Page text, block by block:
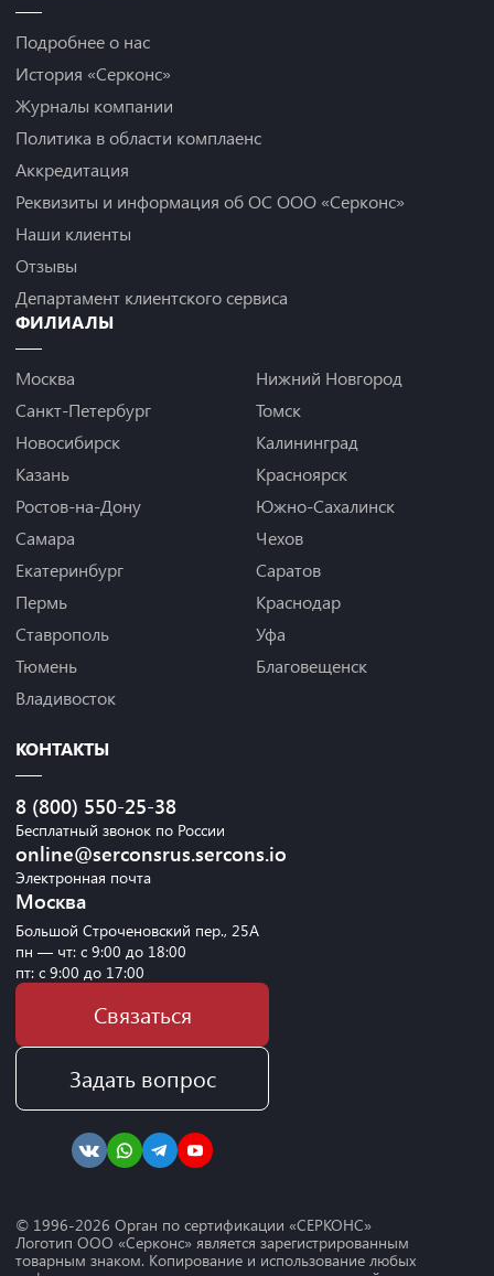
Подробнее о нас
История «Серконс»
Журналы компании
Политика в области комплаенс
Аккредитация
Реквизиты и информация об ОС ООО «Серконс»
Наши клиенты
Отзывы
Департамент клиентского сервиса
ФИЛИАЛЫ
Москва
Санкт-Петербург
Новосибирск
Казань
Ростов-на-Дону
Самара
Екатеринбург
Пермь
Ставрополь
Тюмень
Владивосток
Нижний Новгород
Томск
Калининград
Красноярск
Южно-Сахалинск
Чехов
Саратов
Краснодар
Уфа
Благовещенск
КОНТАКТЫ
8 (800) 550-25-38
Бесплатный звонок по России
online@serconsrus.sercons.io
Электронная почта
Москва
Большой Строченовский пер., 25А
пн — чт: с 9:00 до 18:00
пт: с 9:00 до 17:00
Связаться
Задать вопрос
© 1996-2026 Орган по сертификации «СЕРКОНС»
Логотип ООО «Серконс» является зарегистрированным
товарным знаком. Копирование и использование любых